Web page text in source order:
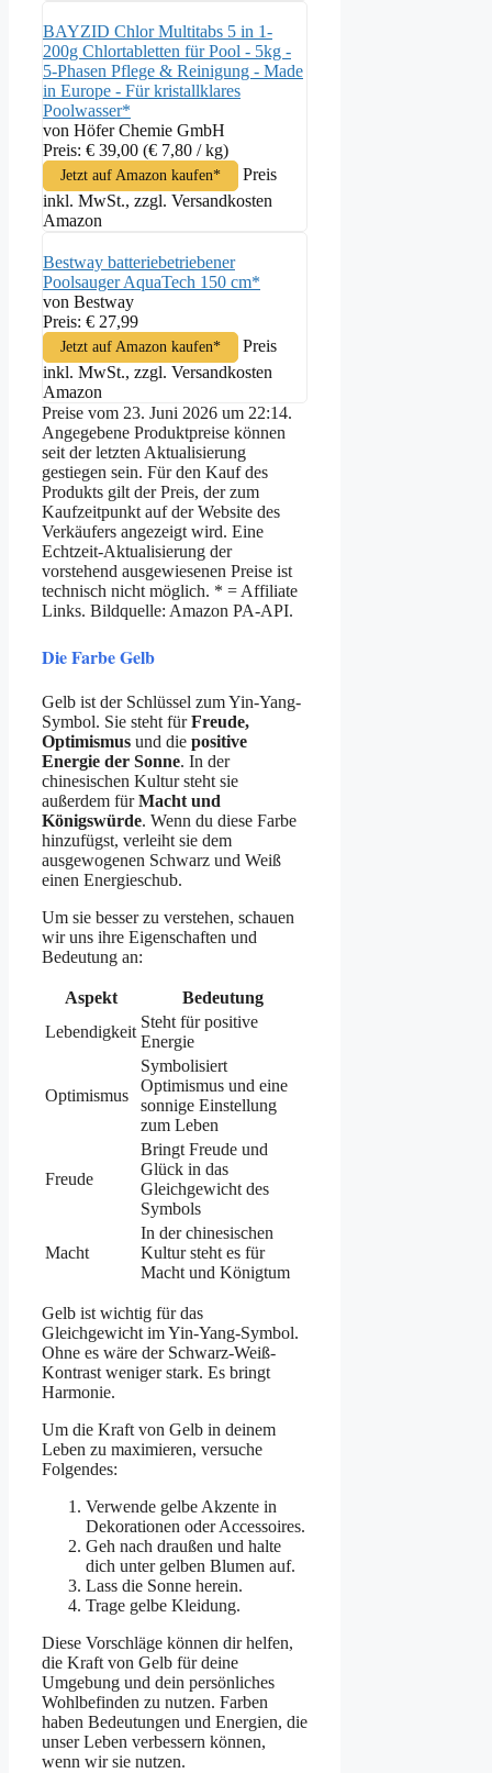
BAYZID Chlor Multitabs 5 in 1-
200g Chlortabletten für Pool - 5kg -
5-Phasen Pflege & Reinigung - Made
in Europe - Für kristallklares
Poolwasser*
von Höfer Chemie GmbH
Preis: € 39,00 (€ 7,80 / kg)
Jetzt auf Amazon kaufen*
Preis
inkl. MwSt., zzgl. Versandkosten
Amazon
Bestway batteriebetriebener
Poolsauger AquaTech 150 cm*
von Bestway
Preis: € 27,99
Jetzt auf Amazon kaufen*
Preis
inkl. MwSt., zzgl. Versandkosten
Amazon
Preise vom 23. Juni 2026 um 22:14.
Angegebene Produktpreise können
seit der letzten Aktualisierung
gestiegen sein. Für den Kauf des
Produkts gilt der Preis, der zum
Kaufzeitpunkt auf der Website des
Verkäufers angezeigt wird. Eine
Echtzeit-Aktualisierung der
vorstehend ausgewiesenen Preise ist
technisch nicht möglich. * = Affiliate
Links. Bildquelle: Amazon PA-API.
Die Farbe Gelb
Gelb ist der Schlüssel zum Yin-Yang-
Symbol. Sie steht fürFreude,
Optimismus und die positive
Energie der Sonne. In der
chinesischen Kultur steht sie
außerdem fürMacht und
Königswürde. Wenn du diese Farbe
hinzufügst, verleiht sie dem
ausgewogenen Schwarz und Weiß
einen Energieschub.
Um sie besser zu verstehen, schauen
wir uns ihre Eigenschaften und
Bedeutung an:
Aspekt
Bedeutung
Lebendigkeit
Steht für positive
Energie
Optimismus
Symbolisiert
Optimismus und eine
sonnige Einstellung
zum Leben
Freude
Bringt Freude und
Glück in das
Gleichgewicht des
Symbols
Macht
In der chinesischen
Kultur steht es für
Macht und Königtum
Gelb ist wichtig für das
Gleichgewicht im Yin-Yang-Symbol.
Ohne es wäre der Schwarz-Weiß-
Kontrast weniger stark. Es bringt
Harmonie.
Um die Kraft von Gelb in deinem
Leben zu maximieren, versuche
Folgendes:
Verwende gelbe Akzente in
Dekorationen oder Accessoires.
Geh nach draußen und halte
dich unter gelben Blumen auf.
Lass die Sonne herein.
Trage gelbe Kleidung.
Diese Vorschläge können dir helfen,
die Kraft von Gelb für deine
Umgebung und dein persönliches
Wohlbefinden zu nutzen. Farben
haben Bedeutungen und Energien, die
unser Leben verbessern können,
wenn wir sie nutzen.